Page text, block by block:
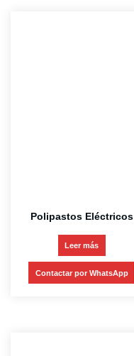
Polipastos Eléctricos
Leer más
Contactar por WhatsApp